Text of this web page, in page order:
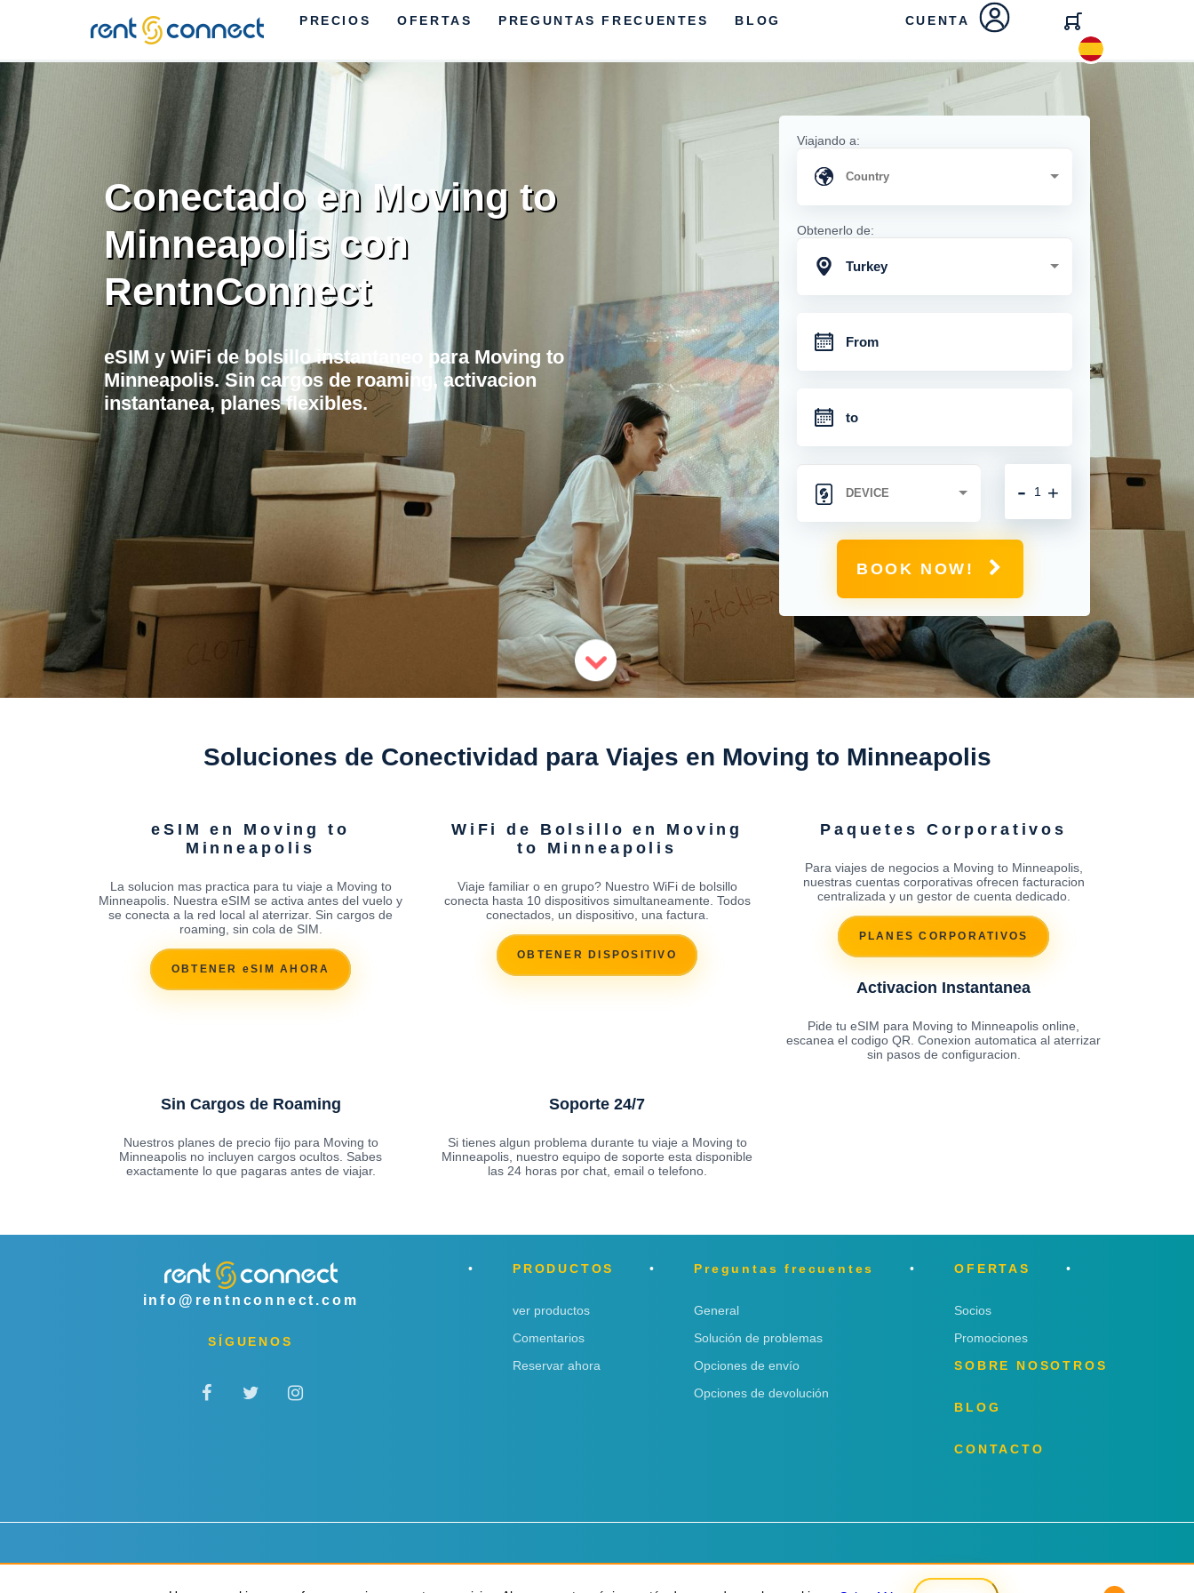
RENT'N
CONNECT
PRECIOS OFERTAS PREGUNTAS FRECUENTES BLOG CUENTA
Conectado en Moving to
Minneapolis con
RentnConnect
eSIM y WiFi de bolsillo instantaneo para Moving to
Minneapolis. Sin cargos de roaming, activacion
instantanea, planes flexibles.
Viajando a:
Obtenerlo de:
Turkey
+
-
BOOK NOW!
Soluciones de Conectividad para Viajes en Moving to Minneapolis
eSIM en Moving to
Minneapolis
La solucion mas practica para tu viaje a Moving to
Minneapolis. Nuestra eSIM se activa antes del vuelo y
se conecta a la red local al aterrizar. Sin cargos de
roaming, sin cola de SIM.
OBTENER eSIM AHORA
WiFi de Bolsillo en Moving
to Minneapolis
Viaje familiar o en grupo? Nuestro WiFi de bolsillo
conecta hasta 10 dispositivos simultaneamente. Todos
conectados, un dispositivo, una factura.
OBTENER DISPOSITIVO
Paquetes Corporativos
Para viajes de negocios a Moving to Minneapolis,
nuestras cuentas corporativas ofrecen facturacion
centralizada y un gestor de cuenta dedicado.
PLANES CORPORATIVOS
Activacion Instantanea
Pide tu eSIM para Moving to Minneapolis online,
escanea el codigo QR. Conexion automatica al aterrizar
sin pasos de configuracion.
Sin Cargos de Roaming
Nuestros planes de precio fijo para Moving to
Minneapolis no incluyen cargos ocultos. Sabes
exactamente lo que pagaras antes de viajar.
Soporte 24/7
Si tienes algun problema durante tu viaje a Moving to
Minneapolis, nuestro equipo de soporte esta disponible
las 24 horas por chat, email o telefono.
info@rentnconnect.com
SÍGUENOS
PRODUCTOS
ver productos
Comentarios
Reservar ahora
Preguntas frecuentes
General
Solución de problemas
Opciones de envío
Opciones de devolución
OFERTAS
Socios
Promociones
SOBRE NOSOTROS
BLOG
CONTACTO